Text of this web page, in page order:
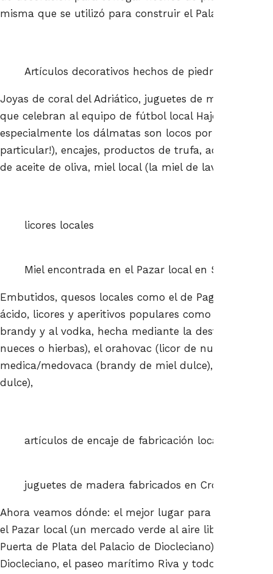
misma que se utilizó para construir el Palacio de
Artículos decorativos hechos de piedra caliza
Joyas de coral del Adriático, juguetes de madera
que celebran al equipo de fútbol local Hajduk Split
especialmente los dálmatas son locos por los
particular!), encajes, productos de trufa, aceite de
de aceite de oliva, miel local (la miel de lavanda es la
licores locales
Miel encontrada en el Pazar local en Split,
Embutidos, quesos locales como el de Pag con un
ácido, licores y aperitivos populares como el rakija
brandy y al vodka, hecha mediante la destilación de
nueces o hierbas), el orahovac (licor de nueces
medica/medovaca (brandy de miel dulce), el
dulce),
artículos de encaje de fabricación local
juguetes de madera fabricados en Croacia
Ahora veamos dónde: el mejor lugar para comprar
el Pazar local (un mercado verde al aire libre
Puerta de Plata del Palacio de Diocleciano), las
Diocleciano, el paseo marítimo Riva y todos los